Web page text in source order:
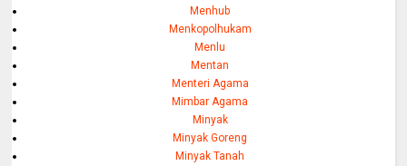
Menhub
Menkopolhukam
Menlu
Mentan
Menteri Agama
Mimbar Agama
Minyak
Minyak Goreng
Minyak Tanah